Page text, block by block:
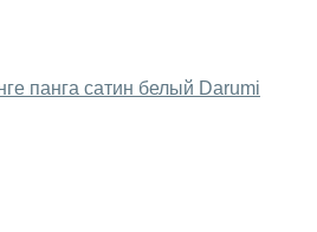
покупателей
чат или непосредственно
особенности и
ваших межкомнатных
дверей производится
панга сатин белый Darumi